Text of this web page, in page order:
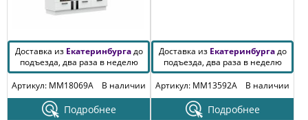
Доставка из Екатеринбургадо
подъезда, два раза в неделю
Артикул: MM18069A
В наличии
Подробнее
Доставка из Екатеринбургадо
подъезда, два раза в неделю
Артикул: MM13592A
В наличии
Подробнее